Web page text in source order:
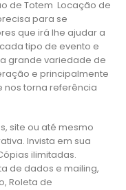
de Totem Locação de
para se
que irá lhe ajudar a
tipo de evento e
grande variedade de
e principalmente
nos torna referência
site ou até mesmo
Invista em sua
ilimitadas.
de dados e mailing,
Roleta de